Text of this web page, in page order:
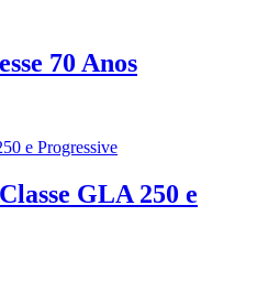
70 Anos
GLA 250 e